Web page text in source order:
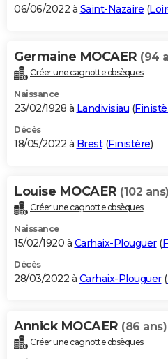
06/06/2022 à Saint-Nazaire (
Germaine MOCAER (94
Créer une cagnotte obsèques
Naissance
23/02/1928 à Landivisiau (
Décès
18/05/2022 à Brest(Finistère)
Louise MOCAER (102 ans)
Créer une cagnotte obsèques
Naissance
15/02/1920 à Carhaix-Plouguer(
Décès
28/03/2022 à Carhaix-Plouguer(
Annick MOCAER (86 ans)
Créer une cagnotte obsèques